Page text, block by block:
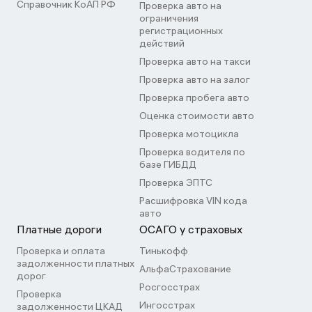
Справочник КоАП РФ
Проверка авто на
ограничения
регистрационных
действий
Проверка авто на такси
Проверка авто на залог
Проверка пробега авто
Оценка стоимости авто
Проверка мотоцикла
Проверка водителя по
базе ГИБДД
Проверка ЭПТС
Расшифровка VIN кода
авто
Платные дороги
Проверка и оплата
задолженности платных
дорог
Проверка
задолженности ЦКАД
ОСАГО у страховых
Тинькофф
АльфаСтрахование
Росгосстрах
Ингосстрах